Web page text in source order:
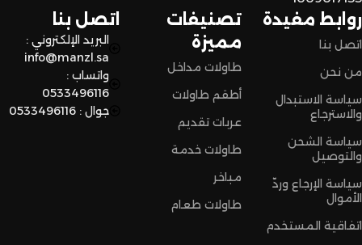
تسوق مميزة.
روابط مفيدة
اتصل بنا
من نحن
سياسة الاستبدال
والاسترجاع
سياسة الشحن
والتوصيل
سياسة الإرجاع وردّ
الأموال
اتفاقية المستخدم
تصنيفات
مميزة
طاولات مداخل
أطقم طاولات
عربات تقديم
طاولات خدمة
مباخر
طاولات طعام
اتصل بنا
البريد الإلكتروني :
info@manzl.sa
واتساب :
0533496116
جوال : 0533496116